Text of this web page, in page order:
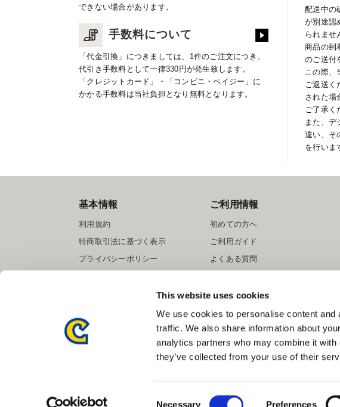
This website uses cookies
We use cookies to personalise content
traffic. We also share information about
analytics partners who may combine it with
they’ve collected from your use of their
Necessary Preferences
できない場合があります。
手数料について
「代金引換」につきましては、1件のご注文につき、
代引き手数料として一律330円が発生致します。
「クレジットカード」・「コンビニ・ペイジー」に
かかる手数料は当社負担となり無料となります。
配送中の
が別途認
られませ
商品の到
のご送付
この際、
ご返送く
された場
ご了承く
また、デ
違い、そ
を行いま
基本情報
利用規約
特商取引法に基づく表示
プライバシーポリシー
ご利用情報
初めての方へ
ご利用ガイド
よくある質問
提携サイト募集